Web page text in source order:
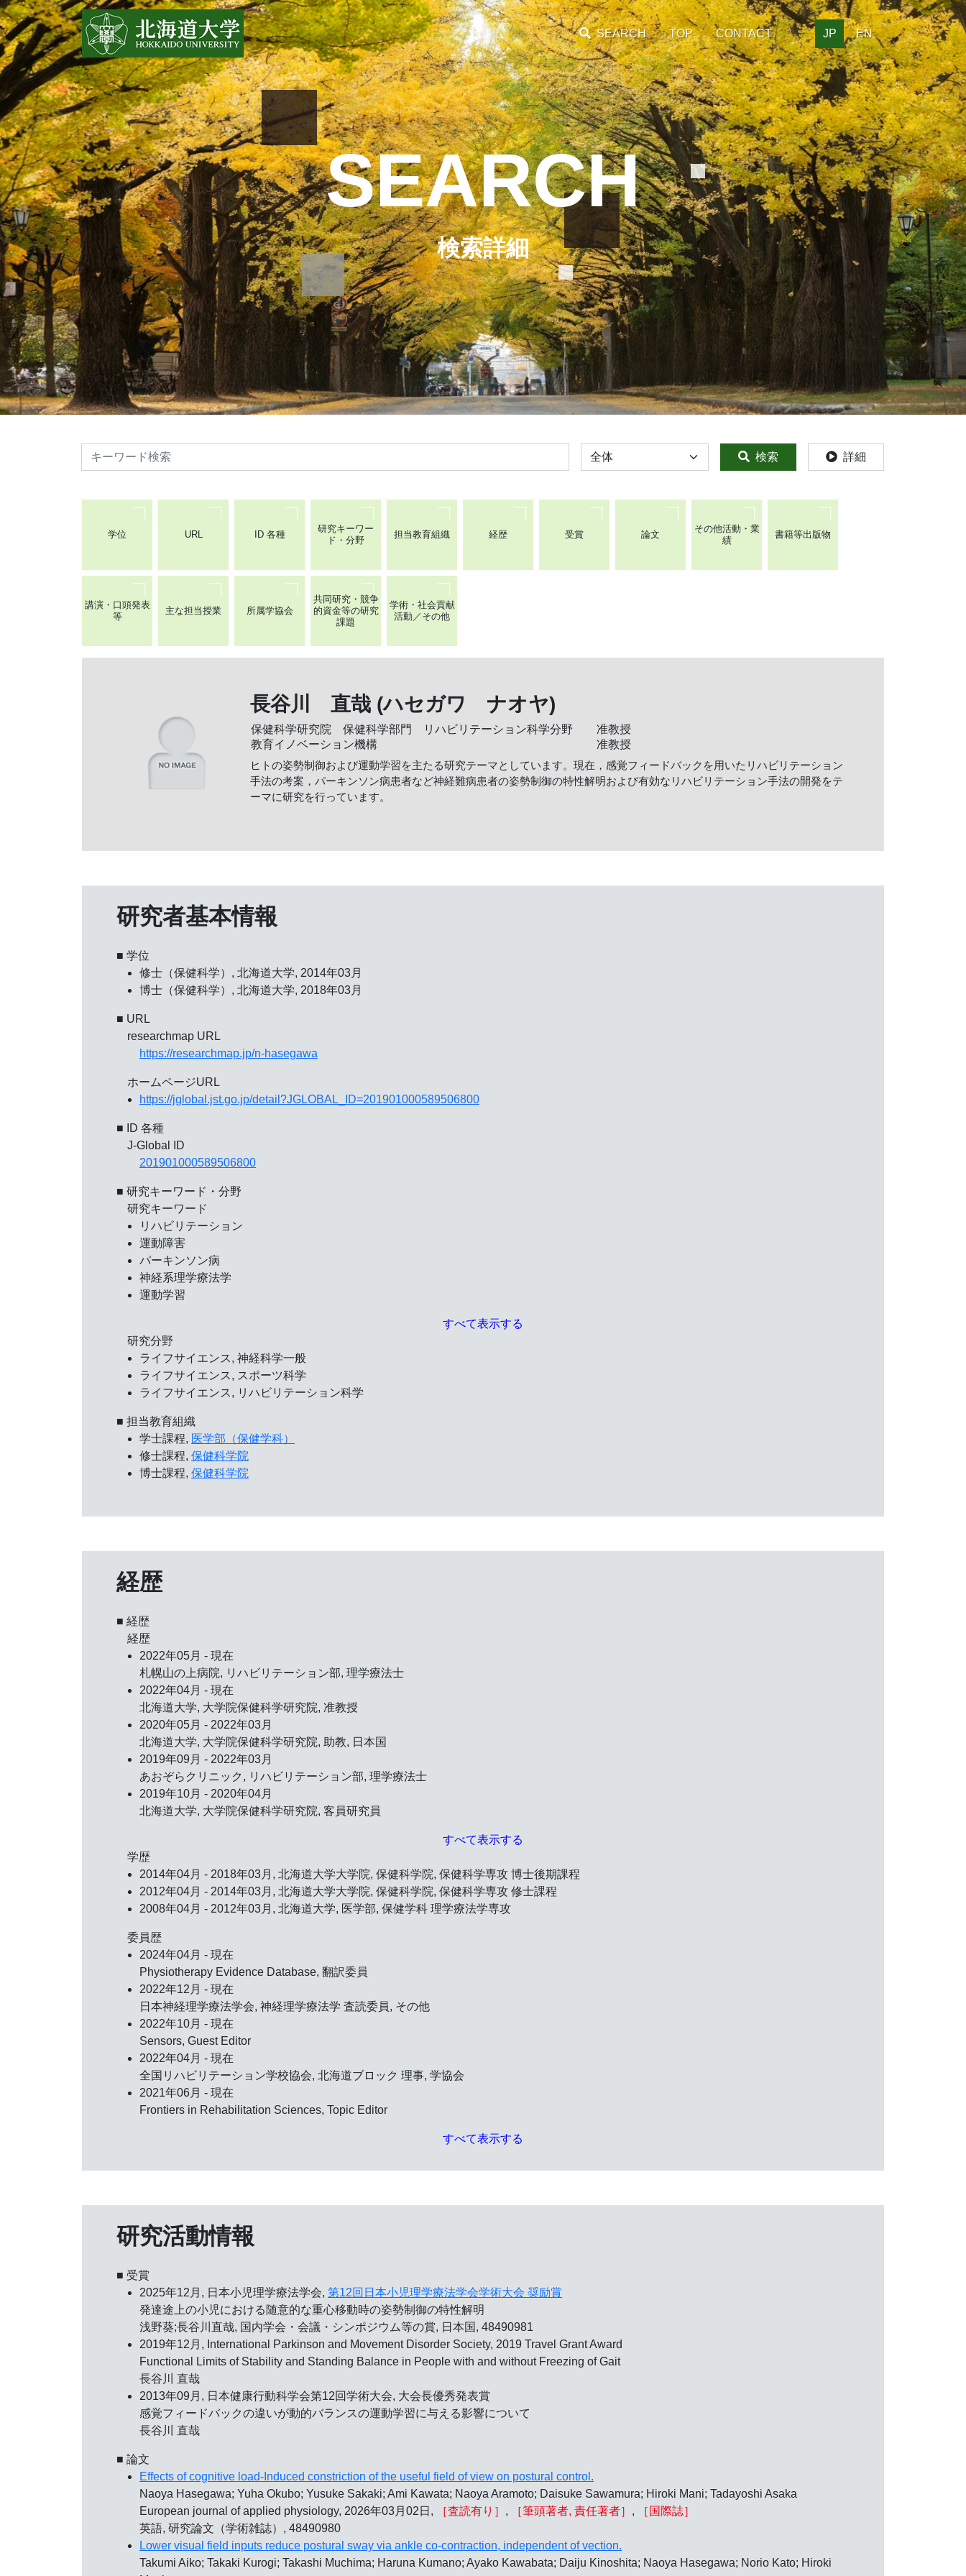
SEARCH TOP CONTACT JP EN
SEARCH
検索詳細
検索 全体 検索 詳細
学位 URL ID 各種
研究キーワー
ド・分野
担当教育組織 経歴 受賞 論文
その他活動・業
績
書籍等出版物
講演・口頭発表
等
主な担当授業 所属学協会
共同研究・競争
的資金等の研究
課題
学術・社会貢献
活動／その他
長谷川 直哉 (ハセガワ ナオヤ)
保健科学研究院 保健科学部門 リハビリテーション科学分野
准教授
教育イノベーション機構
准教授
ヒトの姿勢制御および運動学習を主たる研究テーマとしています。現在，感覚フィードバックを用いたリハビリテーション
手法の考案，パーキンソン病患者など神経難病患者の姿勢制御の特性解明および有効なリハビリテーション手法の開発をテ
ーマに研究を行っています。
研究者基本情報
■ 学位
修士（保健科学）, 北海道大学, 2014年03月
博士（保健科学）, 北海道大学, 2018年03月
■ URL
researchmap URL
https://researchmap.jp/n-hasegawa
ホームページURL
https://jglobal.jst.go.jp/detail?JGLOBAL_ID=201901000589506800
■ ID 各種
J-Global ID
201901000589506800
■ 研究キーワード・分野
研究キーワード
リハビリテーション
運動障害
パーキンソン病
神経系理学療法学
運動学習
すべて表示する
研究分野
ライフサイエンス, 神経科学一般
ライフサイエンス, スポーツ科学
ライフサイエンス, リハビリテーション科学
■ 担当教育組織
学士課程, 医学部（保健学科）
修士課程, 保健科学院
博士課程, 保健科学院
経歴
■ 経歴
経歴
2022年05月 - 現在
札幌山の上病院, リハビリテーション部, 理学療法士
2022年04月 - 現在
北海道大学, 大学院保健科学研究院, 准教授
2020年05月 - 2022年03月
北海道大学, 大学院保健科学研究院, 助教, 日本国
2019年09月 - 2022年03月
あおぞらクリニック, リハビリテーション部, 理学療法士
2019年10月 - 2020年04月
北海道大学, 大学院保健科学研究院, 客員研究員
すべて表示する
学歴
2014年04月 - 2018年03月, 北海道大学大学院, 保健科学院, 保健科学専攻 博士後期課程
2012年04月 - 2014年03月, 北海道大学大学院, 保健科学院, 保健科学専攻 修士課程
2008年04月 - 2012年03月, 北海道大学, 医学部, 保健学科 理学療法学専攻
委員歴
2024年04月 - 現在
Physiotherapy Evidence Database, 翻訳委員
2022年12月 - 現在
日本神経理学療法学会, 神経理学療法学 査読委員, その他
2022年10月 - 現在
Sensors, Guest Editor
2022年04月 - 現在
全国リハビリテーション学校協会, 北海道ブロック 理事, 学協会
2021年06月 - 現在
Frontiers in Rehabilitation Sciences, Topic Editor
すべて表示する
研究活動情報
■ 受賞
2025年12月, 日本小児理学療法学会, 第12回日本小児理学療法学会学術大会 奨励賞
発達途上の小児における随意的な重心移動時の姿勢制御の特性解明
浅野葵;長谷川直哉, 国内学会・会議・シンポジウム等の賞, 日本国, 48490981
2019年12月, International Parkinson and Movement Disorder Society, 2019 Travel Grant Award
Functional Limits of Stability and Standing Balance in People with and without Freezing of Gait
長谷川 直哉
2013年09月, 日本健康行動科学会第12回学術大会, 大会長優秀発表賞
感覚フィードバックの違いが動的バランスの運動学習に与える影響について
長谷川 直哉
■ 論文
Effects of cognitive load-Induced constriction of the useful field of view on postural control.
Naoya Hasegawa; Yuha Okubo; Yusuke Sakaki; Ami Kawata; Naoya Aramoto; Daisuke Sawamura; Hiroki Mani; Tadayoshi Asaka
European journal of applied physiology, 2026年03月02日,
［査読有り］ , ［筆頭著者, 責任著者］ ,
［国際誌］
英語, 研究論文（学術雑誌）, 48490980
Lower visual field inputs reduce postural sway via ankle co-contraction, independent of vection.
Takumi Aiko; Takaki Kurogi; Takashi Muchima; Haruna Kumano; Ayako Kawabata; Daiju Kinoshita; Naoya Hasegawa; Norio Kato; Hiroki